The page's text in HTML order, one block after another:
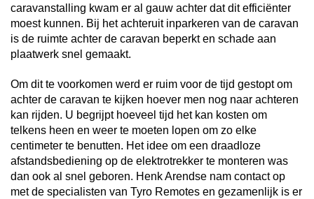
caravanstalling kwam er al gauw achter dat dit efficiënter
moest kunnen. Bij het achteruit inparkeren van de caravan
is de ruimte achter de caravan beperkt en schade aan
plaatwerk snel gemaakt.
Om dit te voorkomen werd er ruim voor de tijd gestopt om
achter de caravan te kijken hoever men nog naar achteren
kan rijden. U begrijpt hoeveel tijd het kan kosten om
telkens heen en weer te moeten lopen om zo elke
centimeter te benutten. Het idee om een draadloze
afstandsbediening op de elektrotrekker te monteren was
dan ook al snel geboren. Henk Arendse nam contact op
met de specialisten van Tyro Remotes en gezamenlijk is er